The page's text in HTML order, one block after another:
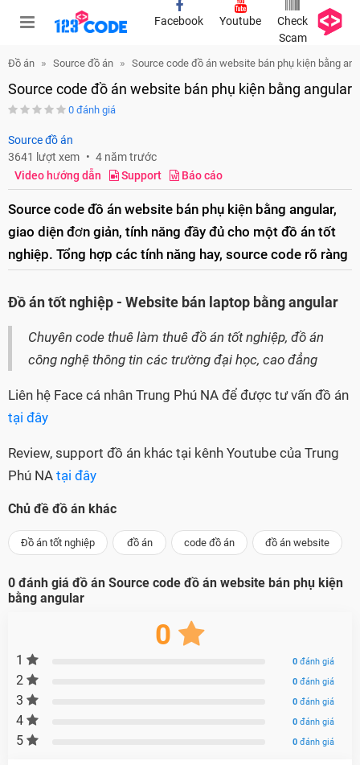
Facebook Youtube
Check
Scam
Đồ án Source đồ án Source code đồ án website bán phụ kiện bằng
Source code đồ án website bán phụ kiện bằng angular
0 đánh giá
Source đồ án
3641 lượt xem
4 năm trước
Video hướng dẫn
Support Báo cáo
Source code đồ án website bán phụ kiện bằng angular,
giao diện đơn giản, tính năng đầy đủ cho một đồ án tốt
nghiệp. Tổng hợp các tính năng hay, source code rõ ràng
Đồ án tốt nghiệp - Website bán laptop bằng angular
Chuyên code thuê làm thuê đồ án tốt nghiệp, đồ án
công nghệ thông tin các trường đại học, cao đẳng
Liên hệ Face cá nhân Trung Phú NA để được tư vấn đồ án
tại đây
Review, support đồ án khác tại kênh Youtube của Trung
Phú NA tại đây
Chủ đề đồ án khác
Đồ án tốt nghiệp đồ án code đồ án đồ án website
0 đánh giá đồ án Source code đồ án website bán phụ kiện
bằng angular
0
1 0đánh giá
2 0đánh giá
3 0đánh giá
4 0đánh giá
5 0đánh giá